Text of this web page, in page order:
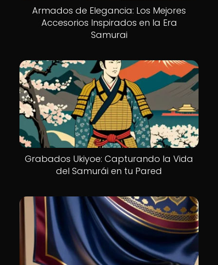
Armados de Elegancia: Los Mejores
Accesorios Inspirados en la Era
Samurai
Grabados Ukiyoe: Capturando la Vida
del Samurái en tu Pared